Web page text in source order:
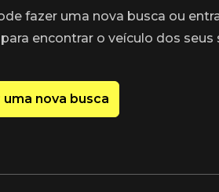
fazer uma nova busca ou
encontrar o veículo dos seus
uma nova busca